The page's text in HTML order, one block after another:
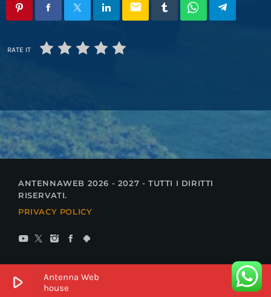
play_arrow
Antenna Web
house
keyboard_arrow_right
email
RATE IT
ANTENNAWEB 2026 - 2027 - TUTTI I DIRITTI
RISERVATI.
PRIVACY POLICY